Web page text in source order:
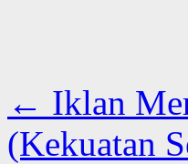
← Iklan
(Kekuatan